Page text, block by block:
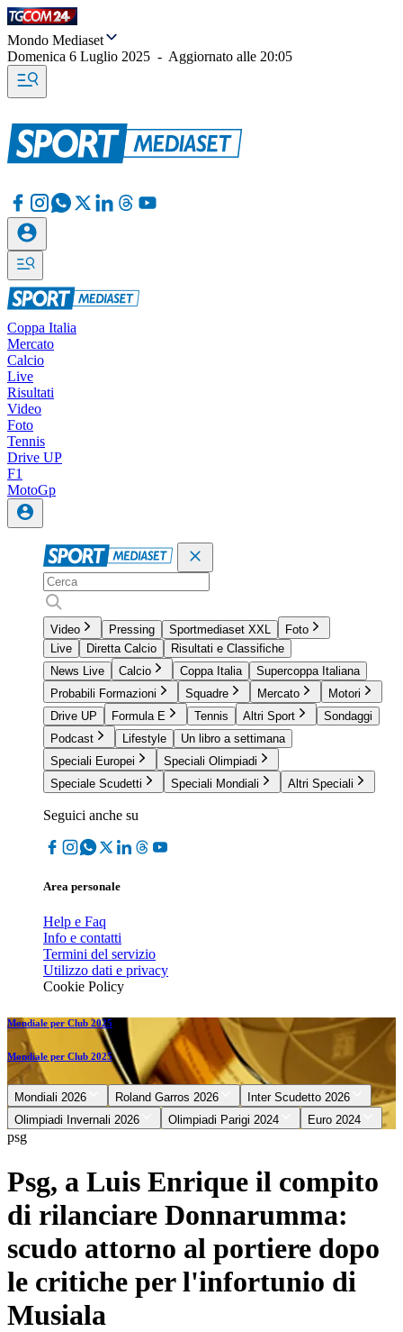
Mondo Mediaset
Domenica 6 Luglio 2025 - Aggiornato alle 20:05
Coppa Italia
Mercato
Calcio
Live
Risultati
Video
Foto
Tennis
Drive UP
F1
MotoGp
Video Pressing Sportmediaset XXL
Foto
Live
Diretta Calcio
Risultati e Classifiche
News Live
Calcio Coppa Italia
Supercoppa Italiana
Probabili Formazioni
Squadre Mercato
Motori
Drive UP
Formula E Tennis Altri Sport
Sondaggi
Podcast
Lifestyle
Un libro a settimana
Speciali Europei
Speciali Olimpiadi
Speciale Scudetti
Speciali Mondiali Altri Speciali
Seguici anche su
Area personale
Help e Faq
Info e contatti
Termini del servizio
Utilizzo dati e privacy
Cookie Policy
Mondiale per Club 2025
Mondiale per Club 2025
Mondiali 2026 Roland Garros 2026
Inter Scudetto 2026
Olimpiadi Invernali 2026
Olimpiadi Parigi 2024 Euro 2024
psg
Psg, a Luis Enrique il compito
di rilanciare Donnarumma:
scudo attorno al portiere dopo
le critiche per l'infortunio di
Musiala